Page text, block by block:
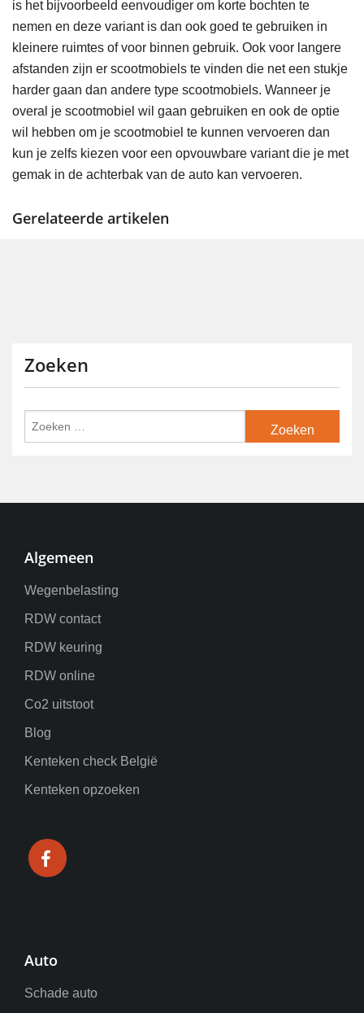
is het bijvoorbeeld eenvoudiger om korte bochten te
nemen en deze variant is dan ook goed te gebruiken in
kleinere ruimtes of voor binnen gebruik. Ook voor langere
afstanden zijn er scootmobiels te vinden die net een stukje
harder gaan dan andere type scootmobiels. Wanneer je
overal je scootmobiel wil gaan gebruiken en ook de optie
wil hebben om je scootmobiel te kunnen vervoeren dan
kun je zelfs kiezen voor een opvouwbare variant die je met
gemak in de achterbak van de auto kan vervoeren.
Gerelateerde artikelen
Zoeken
Algemeen
Wegenbelasting
RDW contact
RDW keuring
RDW online
Co2 uitstoot
Blog
Kenteken check België
Kenteken opzoeken
Auto
Schade auto